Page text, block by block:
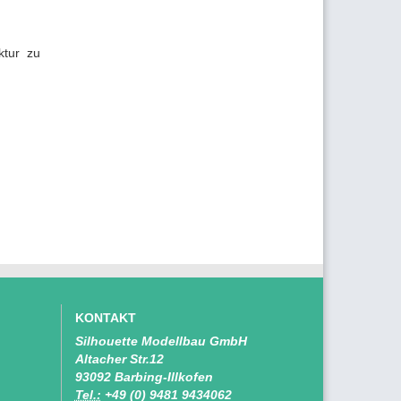
zu
KONTAKT
Silhouette Modellbau GmbH
Altacher Str.12
93092 Barbing-Illkofen
Tel.: +49 (0) 9481 9434062